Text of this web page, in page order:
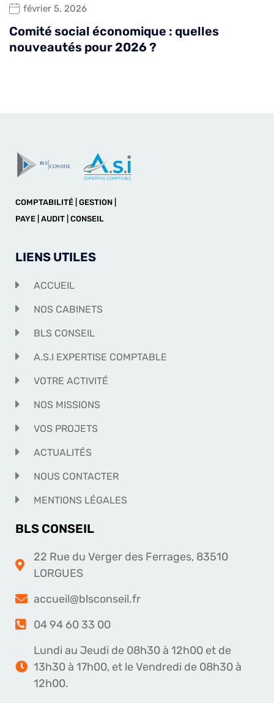
février 5, 2026
Comité social économique : quelles
nouveautés pour 2026 ?
COMPTABILITÉ | GESTION |
PAYE | AUDIT | CONSEIL
LIENS UTILES
ACCUEIL
NOS CABINETS
BLS CONSEIL
A.S.I EXPERTISE COMPTABLE
VOTRE ACTIVITÉ
NOS MISSIONS
VOS PROJETS
ACTUALITÉS
NOUS CONTACTER
MENTIONS LÉGALES
BLS CONSEIL
22 Rue du Verger des Ferrages, 83510
LORGUES
accueil@blsconseil.fr
04 94 60 33 00
Lundi au Jeudi de 08h30 à 12h00 et de
13h30 à 17h00, et le Vendredi de 08h30 à
12h00.